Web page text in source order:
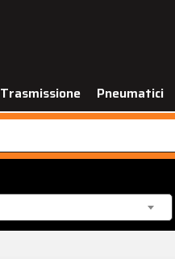
Trasmissione Pneumatici